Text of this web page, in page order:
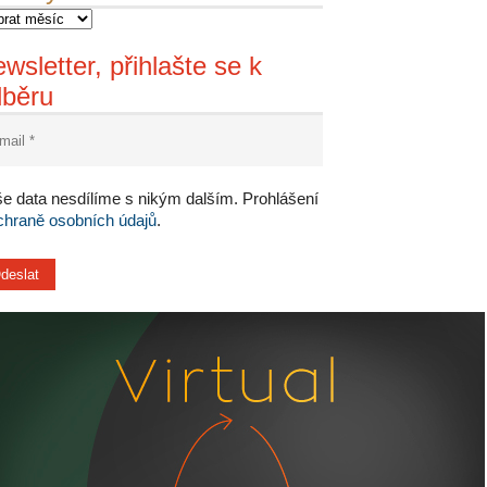
přihlašte se k
data nesdílíme s nikým dalším. Prohlášení
osobních údajů.